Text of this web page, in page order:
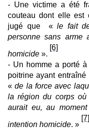
- Une victime a été
couteau dont elle est
jugé que «le fait
personne sans arme
homicide ».
[6]
- Un homme a porté
poitrine ayant
«de la force avec
la région du corps
aurait eu, au
intention homicide. »
[7]